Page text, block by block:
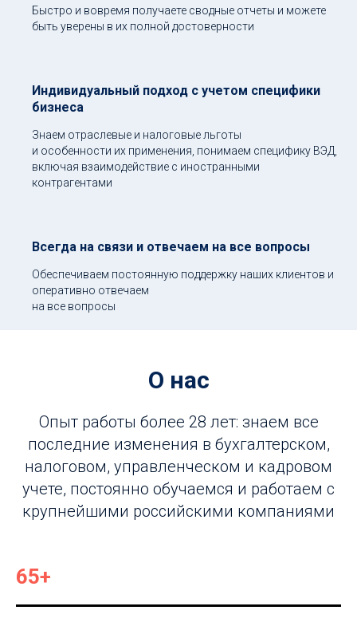
Быстро и вовремя получаете сводные отчеты и можете
быть уверены в их полной достоверности
Индивидуальный подход с учетом специфики
бизнеса
Знаем отраслевые и налоговые льготы
и особенности их применения, понимаем специфику ВЭД,
включая взаимодействие с иностранными
контрагентами
Всегда на связи и отвечаем на все вопросы
Обеспечиваем постоянную поддержку наших клиентов и
оперативно отвечаем
на все вопросы
О нас
Опыт работы более 28 лет: знаем все
последние изменения в бухгалтерском,
налоговом, управленческом и кадровом
учете, постоянно обучаемся и работаем с
крупнейшими российскими компаниями
65+